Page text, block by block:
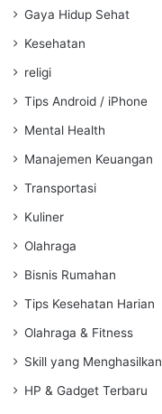
Gaya Hidup Sehat
Kesehatan
religi
Tips Android / iPhone
Mental Health
Manajemen Keuangan
Transportasi
Kuliner
Olahraga
Bisnis Rumahan
Tips Kesehatan Harian
Olahraga & Fitness
Skill yang Menghasilkan
HP & Gadget Terbaru